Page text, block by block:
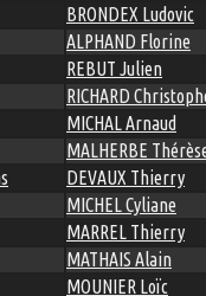
BRONDEX Ludovic
ALPHAND Florine
REBUT Julien
RICHARD
MICHAL Arnaud
MALHERBE
DEVAUX Thierry
MICHEL Cyliane
MARREL Thierry
MATHAIS Alain
MOUNIER Loïc